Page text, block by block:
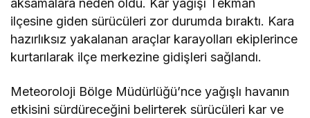
aksamalara neden oldu. Kar yağışı Tekman
ilçesine giden sürücüleri zor durumda bıraktı. Kara
hazırlıksız yakalanan araçlar karayolları ekiplerince
kurtarılarak ilçe merkezine gidişleri sağlandı.
Meteoroloji Bölge Müdürlüğü’nce yağışlı havanın
etkisini sürdüreceğini belirterek sürücüleri kar ve